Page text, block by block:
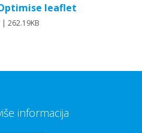
leaflet
262.19KB
informacija